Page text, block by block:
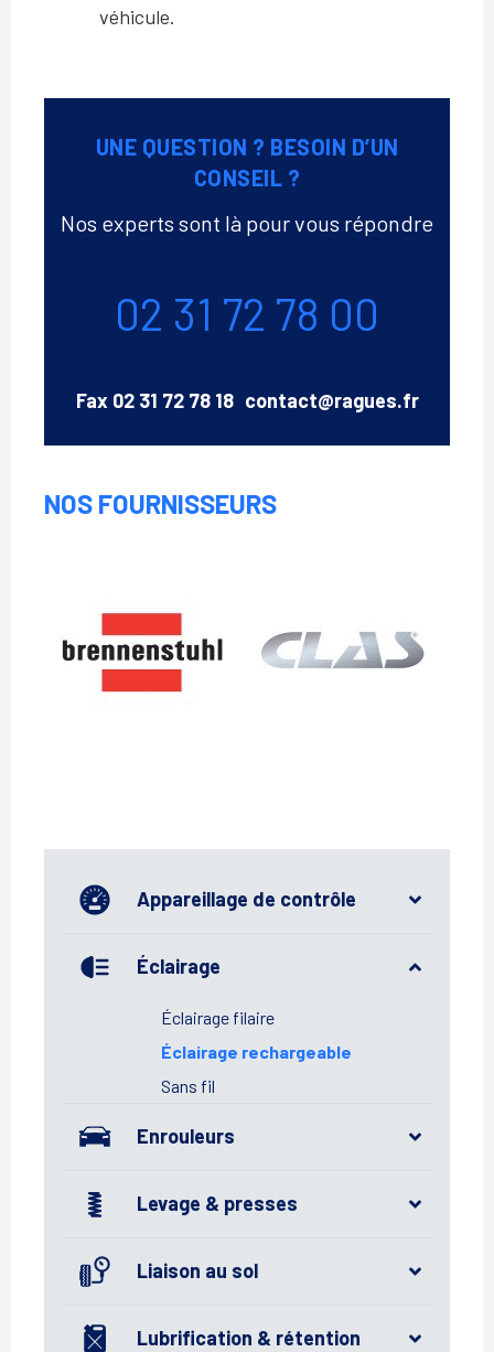
Appareillage de contrôle
Éclairage
Éclairage filaire
Éclairage rechargeable
Sans fil
Enrouleurs
Levage & presses
Liaison au sol
Lubrification & rétention
véhicule.
UNE QUESTION ? BESOIN D’UN
CONSEIL ?
Nos experts sont là pour vous répondre
02 31 72 78 00
Fax 02 31 72 78 18 Email
contact@ragues.fr
NOS FOURNISSEURS